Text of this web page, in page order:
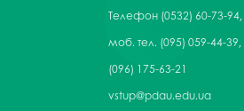
Телефон (0532) 60-73-94,
моб. тел. (095) 059-44-39,
(096) 175-63-21
vstup@pdau.edu.ua